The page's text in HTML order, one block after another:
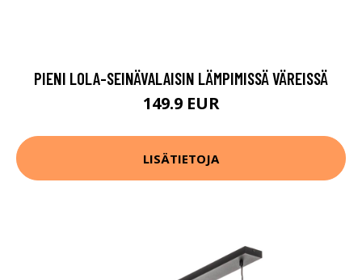
PIENI LOLA-SEINÄVALAISIN LÄMPIMISSÄ VÄREISSÄ
149.9 EUR
LISÄTIETOJA